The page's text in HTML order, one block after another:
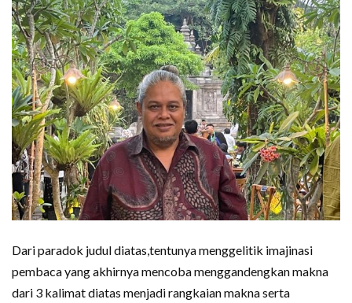
Dari paradok judul diatas,tentunya menggelitik imajinasi
pembaca yang akhirnya mencoba menggandengkan makna
dari 3 kalimat diatas menjadi rangkaian makna serta